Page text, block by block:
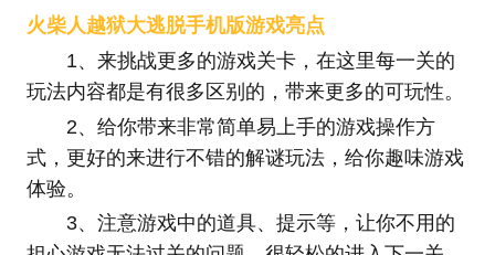
火柴人越狱大逃脱手机版游戏亮点
1、来挑战更多的游戏关卡，在这里每一关的
玩法内容都是有很多区别的，带来更多的可玩性。
2、给你带来非常简单易上手的游戏操作方
式，更好的来进行不错的解谜玩法，给你趣味游戏
体验。
3、注意游戏中的道具、提示等，让你不用的